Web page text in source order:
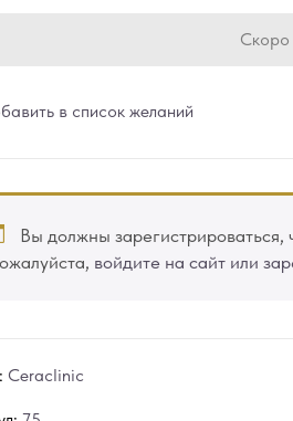
Скоро
в список желаний
Вы должны зарегистрироваться,
войдите на сайт или
Ceraclinic